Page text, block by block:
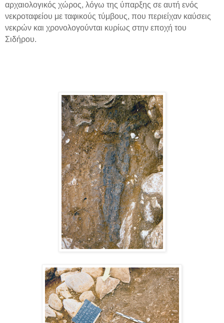
αρχαιολογικός χώρος, λόγω της ύπαρξης σε αυτή ενός
νεκροταφείου με ταφικούς τύμβους, που περιείχαν καύσεις
νεκρών και χρονολογούνται κυρίως στην εποχή του
Σιδήρου.